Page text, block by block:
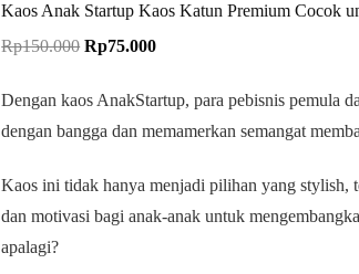
Kaos Anak Startup Kaos Katun Premium Cocok
Rp150.000 Rp75.000
Dengan kaos AnakStartup, para pebisnis pemula
dengan bangga dan memamerkan semangat
Kaos ini tidak hanya menjadi pilihan yang stylish,
dan motivasi bagi anak-anak untuk
apalagi?